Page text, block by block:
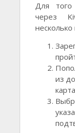
Для того
через
из